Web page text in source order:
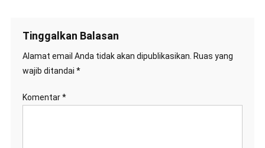
Tinggalkan Balasan
Alamat email Anda tidak akan dipublikasikan. Ruas yang
wajib ditandai *
Komentar*